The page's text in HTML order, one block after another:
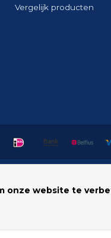
Vergelijk producten
onze website te